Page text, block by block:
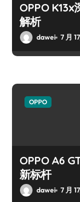
OPPO
解析
dawei 7 月
OPPO
OPPO A6
新标杆
dawei 7 月